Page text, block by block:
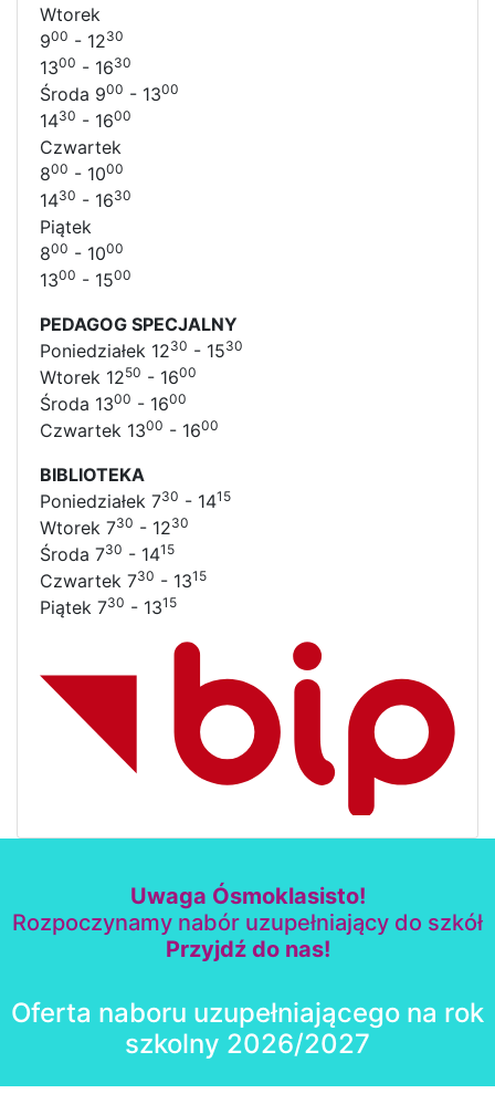
Wtorek
900 - 1230
1300 - 1630
Środa 900 - 1300
1430 - 1600
Czwartek
800 - 1000
1430 - 1630
Piątek
800 - 1000
1300 - 1500
PEDAGOG SPECJALNY
Poniedziałek 1230 - 1530
Wtorek 1250 - 1600
Środa 1300 - 1600
Czwartek 1300 - 1600
BIBLIOTEKA
Poniedziałek 730 - 1415
Wtorek 730 - 1230
Środa 730 - 1415
Czwartek 730 - 1315
Piątek 730 - 1315
Uwaga Ósmoklasisto!
Rozpoczynamy nabór uzupełniający do szkół
Przyjdź do nas!
Oferta naboru uzupełniającego na rok
szkolny 2026/2027